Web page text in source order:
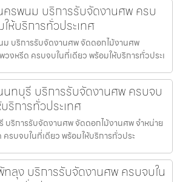
ครพนม บริการรับจัดงานศพ ครบ
ห้บริการทั่วประเทศ
บริการรับจัดงานศพ จัดดอกไม้งานศพ
วงหรีด ครบจบในที่เดียว พร้อมให้บริการทั่วประเ
นทบุรี บริการรับจัดงานศพ ครบจบ
ริการทั่วประเทศ
บริการรับจัดงานศพ จัดดอกไม้งานศพ จำหน่าย
ครบจบในที่เดียว พร้อมให้บริการทั่วประ
ลุง บริการรับจัดงานศพ ครบจบใน